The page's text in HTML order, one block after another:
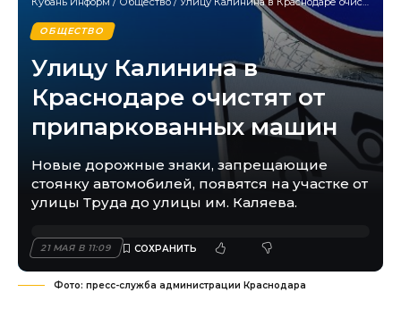
ОБЩЕСТВО
Улицу Калинина в
Краснодаре очистят от
припаркованных машин
Новые дорожные знаки, запрещающие
стоянку автомобилей, появятся на участке от
улицы Труда до улицы им. Каляева.
21 МАЯ В 11:09
Фото: пресс-служба администрации Краснодара